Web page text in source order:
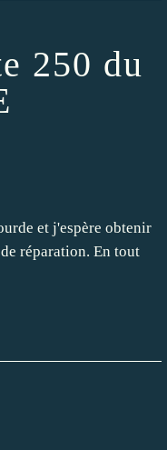
250 du
et j'espère obtenir
réparation. En tout